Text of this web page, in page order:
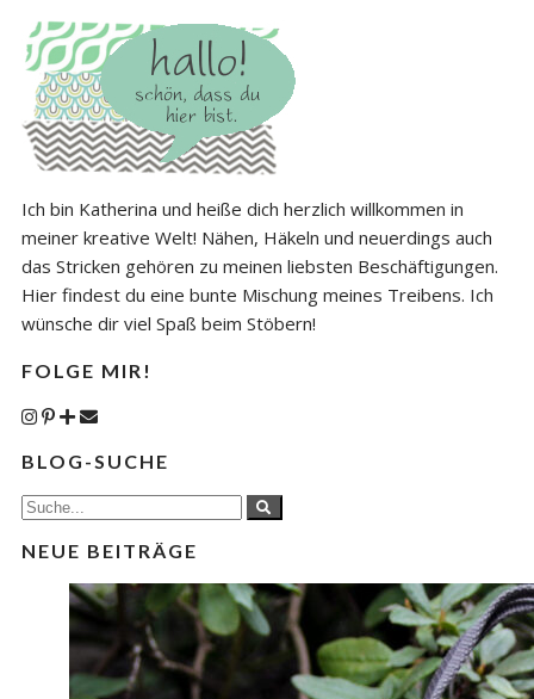
Ich bin Katherina und heiße dich herzlich willkommen in
meiner kreative Welt! Nähen, Häkeln und neuerdings auch
das Stricken gehören zu meinen liebsten Beschäftigungen.
Hier findest du eine bunte Mischung meines Treibens. Ich
wünsche dir viel Spaß beim Stöbern!
FOLGE MIR!
BLOG-SUCHE
NEUE BEITRÄGE